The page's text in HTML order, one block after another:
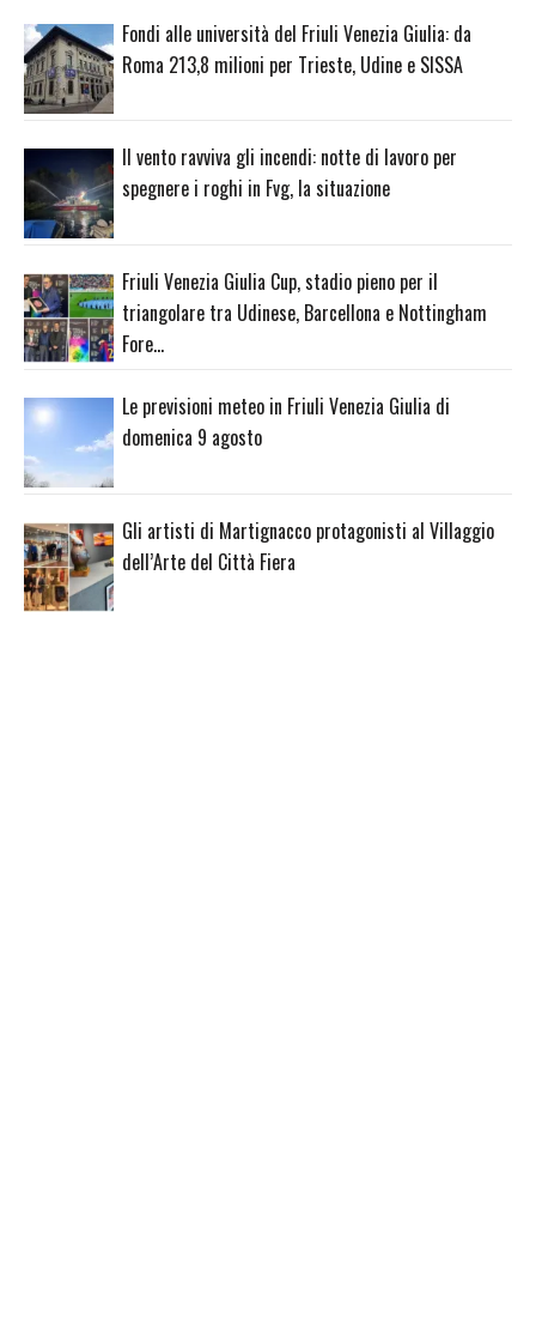
Fondi alle università del Friuli Venezia Giulia: da
Roma 213,8 milioni per Trieste, Udine e SISSA
Il vento ravviva gli incendi: notte di lavoro per
spegnere i roghi in Fvg, la situazione
Friuli Venezia Giulia Cup, stadio pieno per il
triangolare tra Udinese, Barcellona e Nottingham
Fore…
Le previsioni meteo in Friuli Venezia Giulia di
domenica 9 agosto
Gli artisti di Martignacco protagonisti al Villaggio
dell’Arte del Città Fiera